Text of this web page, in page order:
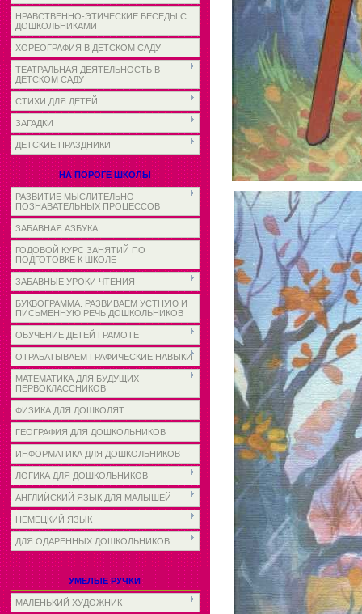
НРАВСТВЕННО-ЭТИЧЕСКИЕ БЕСЕДЫ С
ДОШКОЛЬНИКАМИ
ХОРЕОГРАФИЯ В ДЕТСКОМ САДУ
ТЕАТРАЛЬНАЯ ДЕЯТЕЛЬНОСТЬ В
ДЕТСКОМ САДУ
СТИХИ ДЛЯ ДЕТЕЙ
ЗАГАДКИ
ДЕТСКИЕ ПРАЗДНИКИ
НА ПОРОГЕ ШКОЛЫ
РАЗВИТИЕ МЫСЛИТЕЛЬНО-
ПОЗНАВАТЕЛЬНЫХ ПРОЦЕССОВ
ЗАБАВНАЯ АЗБУКА
ГОДОВОЙ КУРС ЗАНЯТИЙ ПО
ПОДГОТОВКЕ К ШКОЛЕ
ЗАБАВНЫЕ УРОКИ ЧТЕНИЯ
БУКВОГРАММА. РАЗВИВАЕМ УСТНУЮ И
ПИСЬМЕННУЮ РЕЧЬ ДОШКОЛЬНИКОВ
ОБУЧЕНИЕ ДЕТЕЙ ГРАМОТЕ
ОТРАБАТЫВАЕМ ГРАФИЧЕСКИЕ НАВЫКИ
МАТЕМАТИКА ДЛЯ БУДУЩИХ
ПЕРВОКЛАССНИКОВ
ФИЗИКА ДЛЯ ДОШКОЛЯТ
ГЕОГРАФИЯ ДЛЯ ДОШКОЛЬНИКОВ
ИНФОРМАТИКА ДЛЯ ДОШКОЛЬНИКОВ
ЛОГИКА ДЛЯ ДОШКОЛЬНИКОВ
АНГЛИЙСКИЙ ЯЗЫК ДЛЯ МАЛЫШЕЙ
НЕМЕЦКИЙ ЯЗЫК
ДЛЯ ОДАРЕННЫХ ДОШКОЛЬНИКОВ
УМЕЛЫЕ РУЧКИ
МАЛЕНЬКИЙ ХУДОЖНИК